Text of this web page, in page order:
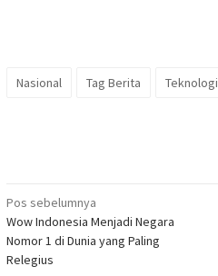
Nasional Tag Berita Teknologi
Navigasi
pos
Pos sebelumnya
Wow Indonesia Menjadi Negara
Nomor 1 di Dunia yang Paling
Relegius